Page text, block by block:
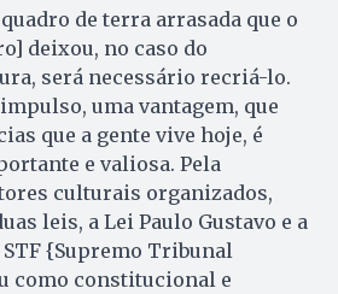
de terra arrasada que o
deixou, no caso do
será necessário recriá-lo.
uma vantagem, que
que a gente vive hoje, é
e valiosa. Pela
culturais organizados,
leis, a Lei Paulo Gustavo e a
{Supremo Tribunal
como constitucional e